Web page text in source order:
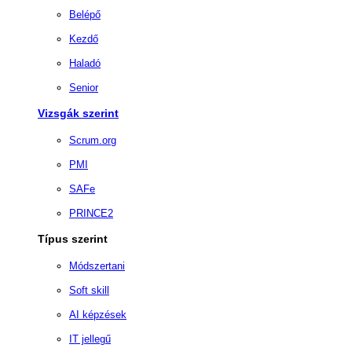
Belépő
Kezdő
Haladó
Senior
Vizsgák szerint
Scrum.org
PMI
SAFe
PRINCE2
Típus szerint
Módszertani
Soft skill
AI képzések
IT jellegű